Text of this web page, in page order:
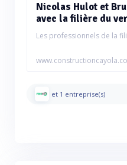
Nicolas Hulot et
avec la filière du
Les professionnels de la
et 1 entreprise(s)